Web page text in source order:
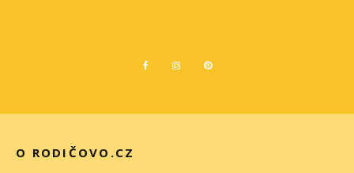
O RODIČOVO.CZ